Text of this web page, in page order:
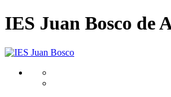
IES Juan Bosco de